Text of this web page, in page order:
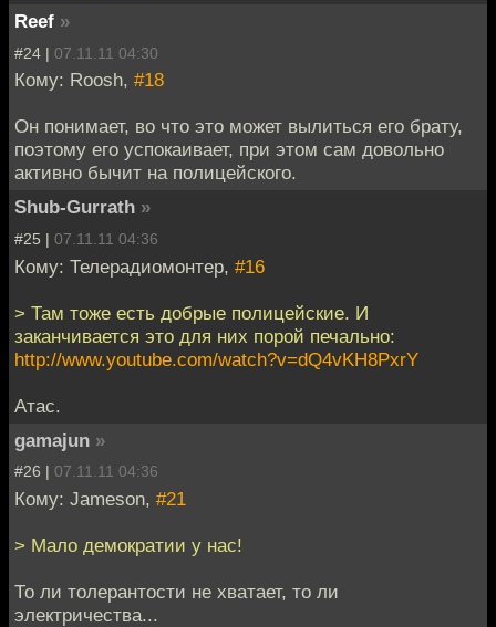
Reef »
#24 | 07.11.11 04:30
Кому: Roosh, #18
Он понимает, во что это может вылиться его брату,
поэтому его успокаивает, при этом сам довольно
активно бычит на полицейского.
Shub-Gurrath »
#25 | 07.11.11 04:36
Кому: Телерадиомонтер, #16
> Там тоже есть добрые полицейские. И
заканчивается это для них порой печально:
http://www.youtube.com/watch?v=dQ4vKH8PxrY
Атас.
gamajun »
#26 | 07.11.11 04:36
Кому: Jameson, #21
> Мало демократии у нас!
То ли толерантости не хватает, то ли
электричества...